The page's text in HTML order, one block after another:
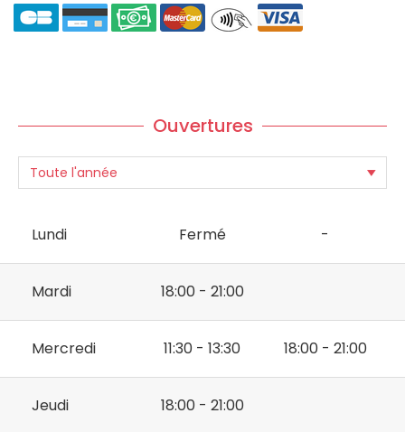
Ouvertures
Lundi Fermé -
Mardi 18:00 - 21:00
Mercredi 11:30 - 13:30 18:00 - 21:00
Jeudi 18:00 - 21:00